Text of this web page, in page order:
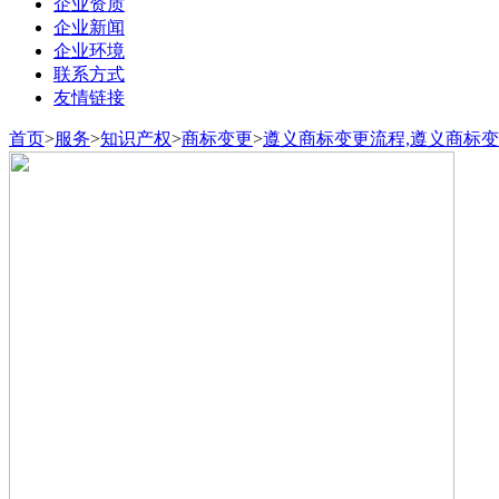
企业资质
企业新闻
企业环境
联系方式
友情链接
首页>服务>知识产权>商标变更>遵义商标变更流程,遵义商标